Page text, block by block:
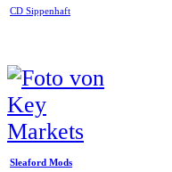
CD Sippenhaft
Sleaford Mods